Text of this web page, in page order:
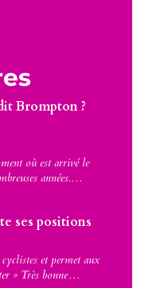
Brompton ?
où est arrivé le
années.…
ses positions
et permet aux
» Très bonne…